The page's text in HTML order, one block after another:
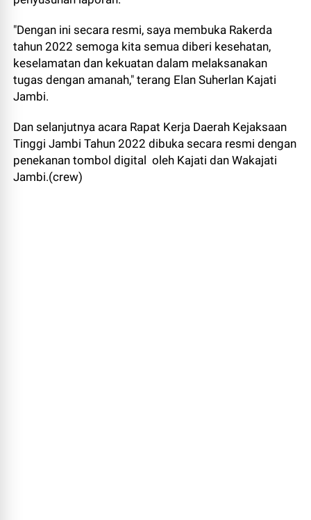
"Dengan ini secara resmi, saya membuka Rakerda
tahun 2022 semoga kita semua diberi kesehatan,
keselamatan dan kekuatan dalam melaksanakan
tugas dengan amanah," terang Elan Suherlan Kajati
Jambi.
Dan selanjutnya acara Rapat Kerja Daerah Kejaksaan
Tinggi Jambi Tahun 2022 dibuka secara resmi dengan
penekanan tombol digital oleh Kajati dan Wakajati
Jambi.(crew)